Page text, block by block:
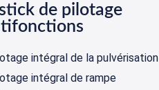
de pilotage
intégral de la pulvérisation
intégral de rampe